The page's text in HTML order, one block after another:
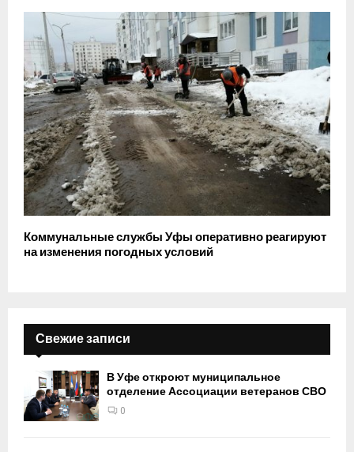
Коммунальные службы Уфы оперативно реагируют
на изменения погодных условий
Свежие записи
В Уфе откроют муниципальное
отделение Ассоциации ветеранов СВО
0